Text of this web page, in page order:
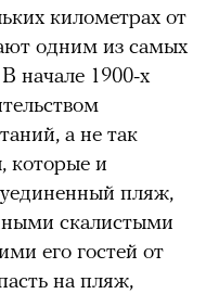
километрах от
одним из самых
начале 1900-х
а не так
которые и
пляж,
скалистыми
его гостей от
на пляж,